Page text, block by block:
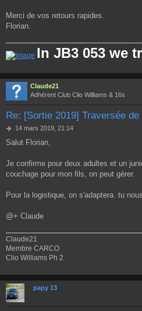
Merci de vos retours rapides.
Florian.
In JB3 053 we
Claude21
Adhérent Club Clio Williams & 16s
Re: [Sortie 2019] Traversée
M
s
a
g
14 mars 2019, 21:14
Salut Florian,
Je confirme pour deux adultes et un
couchage pour mon fils, on peut gérer.
Pour la logistique, on s'adaptera. tu
@+ Claude
Claude21
Membre CARCO
Clio Williams Ph 2
papy 13